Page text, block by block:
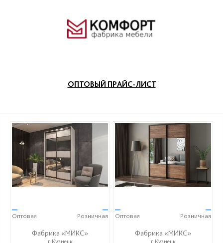
ОПТОВЫЙ ПРАЙС-ЛИСТ
—
Оптовая
—
Розничная
Фабрика «МИКС»
г.Кузнецк
—
Оптовая
—
Розничная
Фабрика «МИКС»
г.Кузнецк